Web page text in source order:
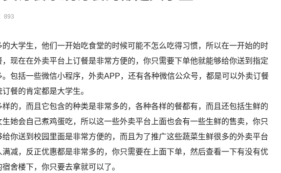
893
大学生，他们一开始吃食堂的时候可能不怎么吃得习惯，所以在一开始的时
现在在外卖平台上订餐是非常方便的，你只需要下单他就能够给你送到指定
包括一些微信小程序，外卖APP，还有各种微信公众号，都是可以外卖订餐
餐的肯定都是大学生。
的，而且它包含的种类是非常多的，各种各样的餐都有，而且还包括生鲜的
她会自己煮鸡蛋吃，所以这一些外卖平台上面也会有一些生鲜的售卖，你只
你送到校园里面是非常方便的，而且为了推广这些蔬菜生鲜很多的外卖平台
减，反正优惠都是非常多的，你只需要在上面下单，然后查看一下有没有优
舍楼下，你只要去拿就可以了。